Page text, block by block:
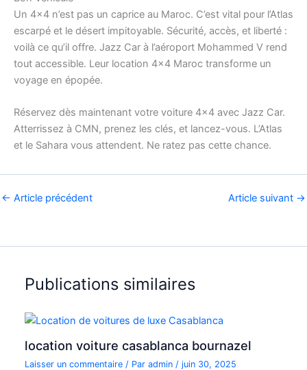
Un 4×4 n’est pas un caprice au Maroc. C’est vital pour l’Atlas
escarpé et le désert impitoyable. Sécurité, accès, et liberté :
voilà ce qu’il offre. Jazz Car à l’aéroport Mohammed V rend
tout accessible. Leur location 4×4 Maroc transforme un
voyage en épopée.
Réservez dès maintenant votre voiture 4×4 avec Jazz Car.
Atterrissez à CMN, prenez les clés, et lancez-vous. L’Atlas
et le Sahara vous attendent. Ne ratez pas cette chance.
← Article précédent Article suivant →
Publications similaires
location voiture casablanca bournazel
Laisser un commentaire / Paradmin /juin 30, 2025